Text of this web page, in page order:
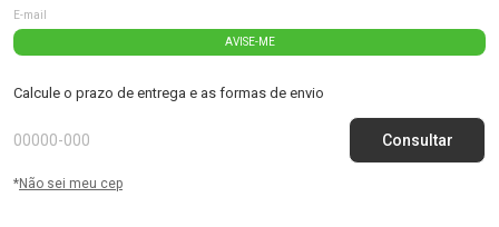
AVISE-ME
Calcule o prazo de entrega e as formas de envio
*Não sei meu cep